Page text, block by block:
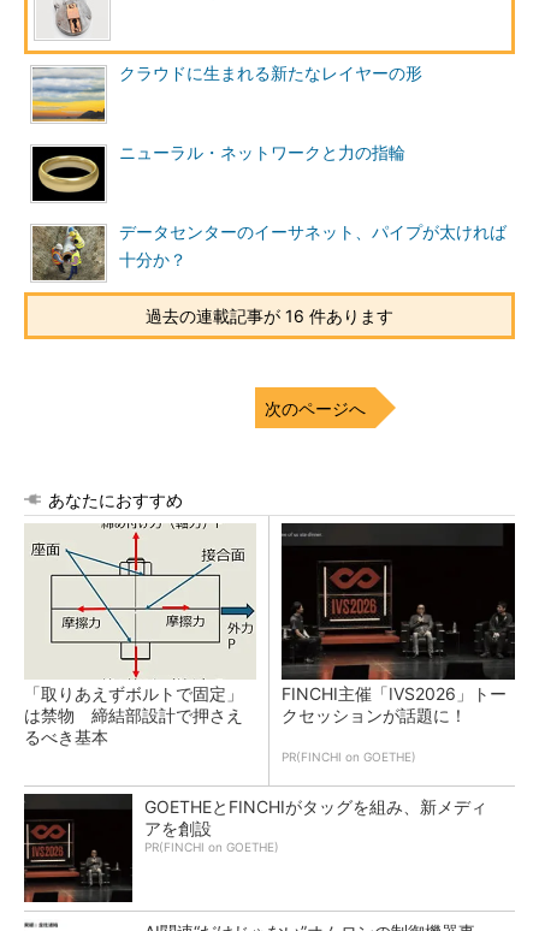
クラウドに生まれる新たなレイヤーの形
ニューラル・ネットワークと力の指輪
データセンターのイーサネット、パイプが太ければ
十分か？
過去の連載記事が 16 件あります
次のページへ
あなたにおすすめ
「取りあえずボルトで固定」
は禁物 締結部設計で押さえ
るべき基本
FINCHI主催「IVS2026」トー
クセッションが話題に！
PR(FINCHI on GOETHE)
GOETHEとFINCHIがタッグを組み、新メディ
アを創設
PR(FINCHI on GOETHE)